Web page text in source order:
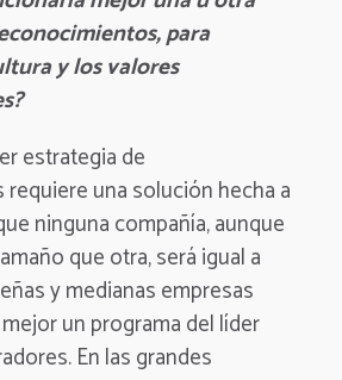
para
y los valores
estrategia de
una solución hecha a
ninguna compañía, aunque
que otra, será igual a
y medianas empresas
un programa del líder
En las grandes